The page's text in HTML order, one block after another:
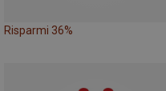
Risparmi 36%